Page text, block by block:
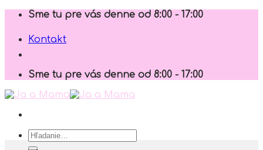
Skip
content
Sme tu pre vás denne od 8:00 - 17:00
Kontakt
Sme tu pre vás denne od 8:00 - 17:00
Hľadať: